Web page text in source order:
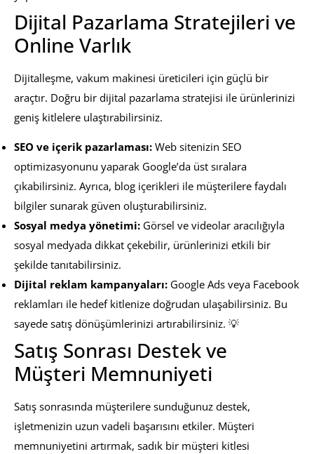
Dijital Pazarlama Stratejileri ve
Online Varlık
Dijitalleşme, vakum makinesi üreticileri için güçlü bir
araçtır. Doğru bir dijital pazarlama stratejisi ile ürünlerinizi
geniş kitlelere ulaştırabilirsiniz.
SEO ve içerik pazarlaması: Web sitenizin SEO
optimizasyonunu yaparak Google’da üst sıralara
çıkabilirsiniz. Ayrıca, blog içerikleri ile müşterilere faydalı
bilgiler sunarak güven oluşturabilirsiniz.
Sosyal medya yönetimi: Görsel ve videolar aracılığıyla
sosyal medyada dikkat çekebilir, ürünlerinizi etkili bir
şekilde tanıtabilirsiniz.
Dijital reklam kampanyaları: Google Ads veya Facebook
reklamları ile hedef kitlenize doğrudan ulaşabilirsiniz. Bu
sayede satış dönüşümlerinizi artırabilirsiniz. 💡
Satış Sonrası Destek ve
Müşteri Memnuniyeti
Satış sonrasında müşterilere sunduğunuz destek,
işletmenizin uzun vadeli başarısını etkiler. Müşteri
memnuniyetini artırmak, sadık bir müşteri kitlesi